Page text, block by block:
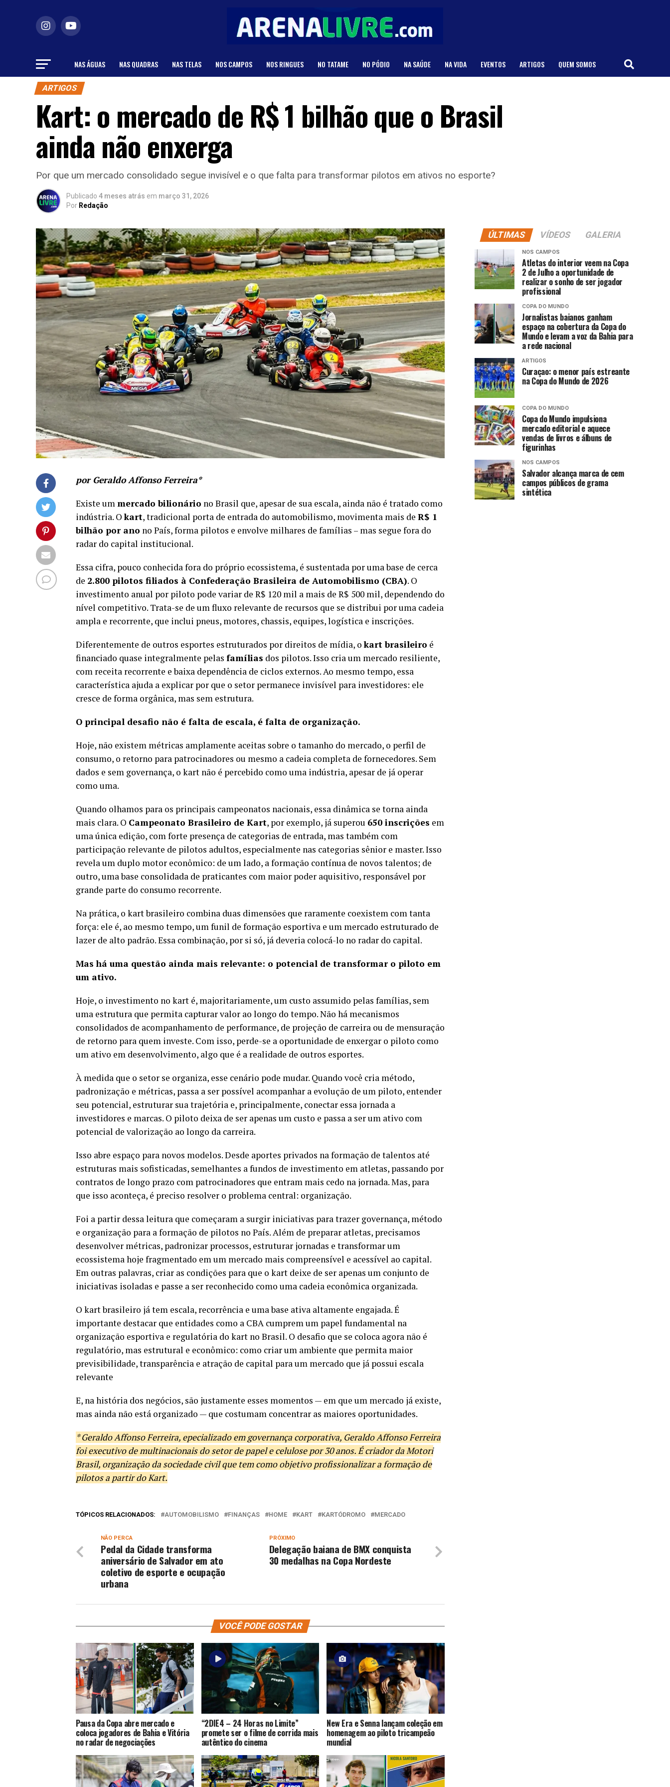
NAS ÁGUAS NAS QUADRAS NAS TELAS NOS CAMPOS NOS RINGUES NO TATAME NO PÓDIO NA SAÚDE NA VIDA EVENTOS ARTIGOS QUEM SOMOS
ARTIGOS
Kart: o mercado de R$ 1 bilhão que o Brasil
ainda não enxerga
Por que um mercado consolidado segue invisível e o que falta para transformar pilotos em ativos no esporte?
Publicado 4 meses atrás em março 31, 2026
Por Redação
por Geraldo Affonso Ferreira*
Existe ummercado bilionário no Brasil que, apesar de sua escala, ainda não é tratado como
indústria. Okart, tradicional porta de entrada do automobilismo, movimenta mais de R$ 1
bilhão por ano no País, forma pilotos e envolve milhares de famílias – mas segue fora do
radar do capital institucional.
Essa cifra, pouco conhecida fora do próprio ecossistema, é sustentada por uma base de cerca
de 2.800 pilotos filiados à Confederação Brasileira de Automobilismo (CBA). O
investimento anual por piloto pode variar de R$ 120 mil a mais de R$ 500 mil, dependendo do
nível competitivo. Trata-se de um fluxo relevante de recursos que se distribui por uma cadeia
ampla e recorrente, que inclui pneus, motores, chassis, equipes, logística e inscrições.
Diferentemente de outros esportes estruturados por direitos de mídia, okart brasileiro é
financiado quase integralmente pelas famílias dos pilotos. Isso cria um mercado resiliente,
com receita recorrente e baixa dependência de ciclos externos. Ao mesmo tempo, essa
característica ajuda a explicar por que o setor permanece invisível para investidores: ele
cresce de forma orgânica, mas sem estrutura.
O principal desafio não é falta de escala, é falta de organização.
Hoje, não existem métricas amplamente aceitas sobre o tamanho do mercado, o perfil de
consumo, o retorno para patrocinadores ou mesmo a cadeia completa de fornecedores. Sem
dados e sem governança, o kart não é percebido como uma indústria, apesar de já operar
como uma.
Quando olhamos para os principais campeonatos nacionais, essa dinâmica se torna ainda
mais clara. O Campeonato Brasileiro de Kart, por exemplo, já superou 650 inscrições em
uma única edição, com forte presença de categorias de entrada, mas também com
participação relevante de pilotos adultos, especialmente nas categorias sênior e master. Isso
revela um duplo motor econômico: de um lado, a formação contínua de novos talentos; de
outro, uma base consolidada de praticantes com maior poder aquisitivo, responsável por
grande parte do consumo recorrente.
Na prática, o kart brasileiro combina duas dimensões que raramente coexistem com tanta
força: ele é, ao mesmo tempo, um funil de formação esportiva e um mercado estruturado de
lazer de alto padrão. Essa combinação, por si só, já deveria colocá-lo no radar do capital.
Mas há uma questão ainda mais relevante: o potencial de transformar o piloto em
um ativo.
Hoje, o investimento no kart é, majoritariamente, um custo assumido pelas famílias, sem
uma estrutura que permita capturar valor ao longo do tempo. Não há mecanismos
consolidados de acompanhamento de performance, de projeção de carreira ou de mensuração
de retorno para quem investe. Com isso, perde-se a oportunidade de enxergar o piloto como
um ativo em desenvolvimento, algo que é a realidade de outros esportes.
À medida que o setor se organiza, esse cenário pode mudar. Quando você cria método,
padronização e métricas, passa a ser possível acompanhar a evolução de um piloto, entender
seu potencial, estruturar sua trajetória e, principalmente, conectar essa jornada a
investidores e marcas. O piloto deixa de ser apenas um custo e passa a ser um ativo com
potencial de valorização ao longo da carreira.
Isso abre espaço para novos modelos. Desde aportes privados na formação de talentos até
estruturas mais sofisticadas, semelhantes a fundos de investimento em atletas, passando por
contratos de longo prazo com patrocinadores que entram mais cedo na jornada. Mas, para
que isso aconteça, é preciso resolver o problema central: organização.
Foi a partir dessa leitura que começaram a surgir iniciativas para trazer governança, método
e organização para a formação de pilotos no País. Além de preparar atletas, precisamos
desenvolver métricas, padronizar processos, estruturar jornadas e transformar um
ecossistema hoje fragmentado em um mercado mais compreensível e acessível ao capital.
Em outras palavras, criar as condições para que o kart deixe de ser apenas um conjunto de
iniciativas isoladas e passe a ser reconhecido como uma cadeia econômica organizada.
O kart brasileiro já tem escala, recorrência e uma base ativa altamente engajada. É
importante destacar que entidades como a CBA cumprem um papel fundamental na
organização esportiva e regulatória do kart no Brasil. O desafio que se coloca agora não é
regulatório, mas estrutural e econômico: como criar um ambiente que permita maior
previsibilidade, transparência e atração de capital para um mercado que já possui escala
relevante
E, na história dos negócios, são justamente esses momentos — em que um mercado já existe,
mas ainda não está organizado — que costumam concentrar as maiores oportunidades.
* Geraldo Affonso Ferreira, epecializado em governança corporativa, Geraldo Affonso Ferreira
foi executivo de multinacionais do setor de papel e celulose por 30 anos. É criador da Motori
Brasil, organização da sociedade civil que tem como objetivo profissionalizar a formação de
pilotos a partir do Kart.
TÓPICOS RELACIONADOS: AUTOMOBILISMO FINANÇAS HOME KART KARTÓDROMO MERCADO
PRÓXIMO
Delegação baiana de BMX conquista
30 medalhas na Copa Nordeste
NÃO PERCA
Pedal da Cidade transforma
aniversário de Salvador em ato
coletivo de esporte e ocupação
urbana
VOCÊ PODE GOSTAR
Pausa da Copa abre mercado e
coloca jogadores de Bahia e Vitória
no radar de negociações
“2DIE4 – 24 Horas no Limite”
promete ser o filme de corrida mais
autêntico do cinema
New Era e Senna lançam coleção em
homenagem ao piloto tricampeão
mundial
ÚLTIMAS VÍDEOS GALERIA
NOS CAMPOS
Atletas do interior veem na Copa
2 de Julho a oportunidade de
realizar o sonho de ser jogador
profissional
COPA DO MUNDO
Jornalistas baianos ganham
espaço na cobertura da Copa do
Mundo e levam a voz da Bahia para
a rede nacional
ARTIGOS
Curaçao: o menor país estreante
na Copa do Mundo de 2026
COPA DO MUNDO
Copa do Mundo impulsiona
mercado editorial e aquece
vendas de livros e álbuns de
figurinhas
NOS CAMPOS
Salvador alcança marca de cem
campos públicos de grama
sintética